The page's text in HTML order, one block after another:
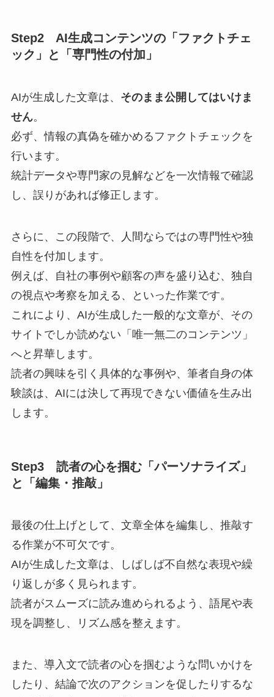
Step2 AI生成コンテンツの「ファクトチェ
ック」と「専門性の付加」
AIが生成した文章は、 そのまま公開してはいけま
せん。
必ず、情報の真偽を確かめるファクトチェックを
行います。
統計データや専門家の見解などを一次情報で確認
し、誤りがあれば修正します。
さらに、この段階で、人間ならではの専門性や独
自性を付加します。
例えば、自社の事例や顧客の声を盛り込む、独自
の視点や考察を加える、といった作業です。
これにより、AIが生成した一般的な文章が、その
サイトでしか読めない「唯一無二のコンテンツ」
へと昇華します。
読者の興味を引く具体的な事例や、筆者自身の体
験談は、AIには決して再現できない価値を生み出
します。
Step3 読者の心を掴む「パーソナライズ」
と「編集・推敲」
最後の仕上げとして、文章全体を編集し、推敲す
る作業が不可欠です。
AIが生成した文章は、しばしば不自然な表現や繰
り返しが多く見られます。
読者がスムーズに読み進められるよう、語尾や表
現を調整し、リズム感を整えます。
また、導入文で読者の心を掴むような問いかけを
したり、結論で次のアクションを促したりするな